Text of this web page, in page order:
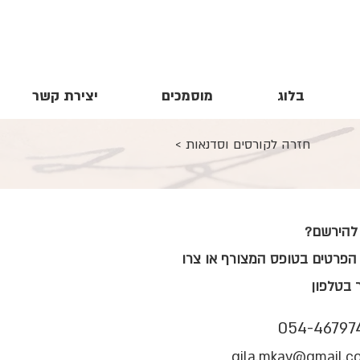
בלוג מוסמכים יצירת קשר
< חזרה לקורסים וסדנאות
להירשם?
בטופס המצורף או צרו
בטלפון
054-